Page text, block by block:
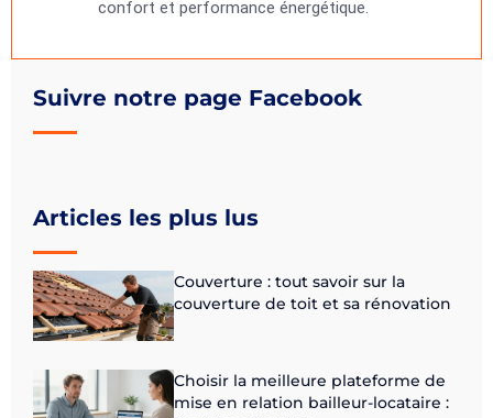
Suivre notre page Facebook
Articles les plus lus
Couverture : tout savoir sur la
couverture de toit et sa rénovation
Choisir la meilleure plateforme de
mise en relation bailleur-locataire :
confort et performance énergétique.